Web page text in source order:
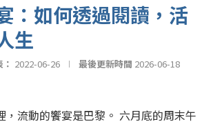
：如何透過閱讀，活
生
2022-06-26 最後更新時間 2026-06-18
，流動的饗宴是巴黎。 六月底的周末午